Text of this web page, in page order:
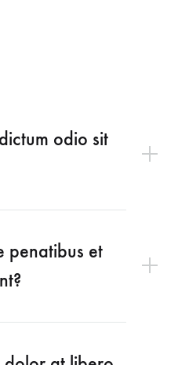
odio sit
penatibus et